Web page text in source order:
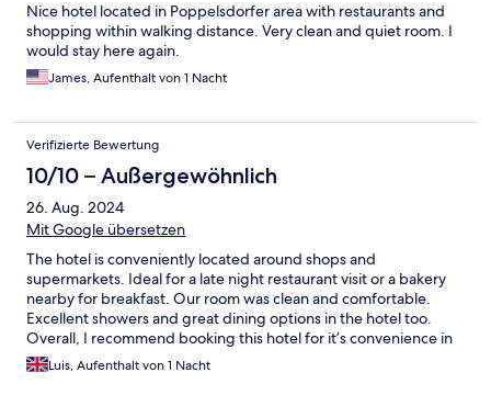
Nice hotel located in Poppelsdorfer area with restaurants and
shopping within walking distance. Very clean and quiet room. I
would stay here again.
James, Aufenthalt von 1 Nacht
Verifizierte Bewertung
10/10 – Außergewöhnlich
26. Aug. 2024
Mit Google übersetzen
The hotel is conveniently located around shops and
supermarkets. Ideal for a late night restaurant visit or a bakery
nearby for breakfast. Our room was clean and comfortable.
Excellent showers and great dining options in the hotel too.
Overall, I recommend booking this hotel for it’s convenience in
location room generous layout.
Luis, Aufenthalt von 1 Nacht